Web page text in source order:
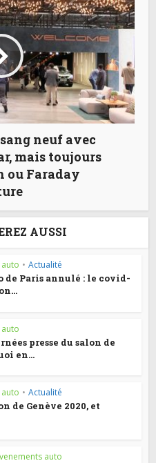
sang neuf avec
mais toujours
ou Faraday
AUSSI
auto • Actualité
de Paris annulé : le covid-
auto
presse du salon de
en...
auto • Actualité
de Genève 2020, et
auto